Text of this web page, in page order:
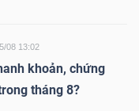
08 13:02
khoản, chứng
tháng 8?